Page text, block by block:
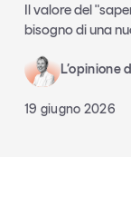
Il valore del
bisogno di una
L’opinione
19 giugno 2026